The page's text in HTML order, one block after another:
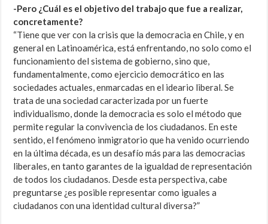
-Pero ¿Cuál es el objetivo del trabajo que fue a realizar,
concretamente?
“Tiene que ver con la crisis que la democracia en Chile, y en
general en Latinoamérica, está enfrentando, no solo como el
funcionamiento del sistema de gobierno, sino que,
fundamentalmente, como ejercicio democrático en las
sociedades actuales, enmarcadas en el ideario liberal. Se
trata de una sociedad caracterizada por un fuerte
individualismo, donde la democracia es solo el método que
permite regular la convivencia de los ciudadanos. En este
sentido, el fenómeno inmigratorio que ha venido ocurriendo
en la última década, es un desafío más para las democracias
liberales, en tanto garantes de la igualdad de representación
de todos los ciudadanos. Desde esta perspectiva, cabe
preguntarse ¿es posible representar como iguales a
ciudadanos con una identidad cultural diversa?”